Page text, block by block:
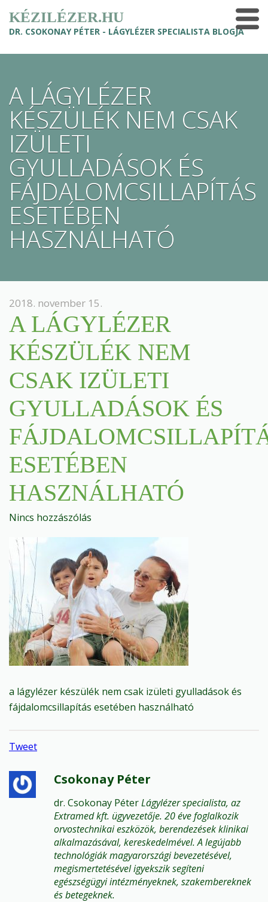
KÉZILÉZER.HU
DR. CSOKONAY PÉTER - LÁGYLÉZER SPECIALISTA BLOGJA
A LÁGYLÉZER
KÉSZÜLÉK NEM CSAK
IZÜLETI
GYULLADÁSOK ÉS
FÁJDALOMCSILLAPÍTÁS
ESETÉBEN
HASZNÁLHATÓ
2018. november 15.
A LÁGYLÉZER
KÉSZÜLÉK NEM
CSAK IZÜLETI
GYULLADÁSOK ÉS
ESETÉBEN
HASZNÁLHATÓ
Nincs hozzászólás
a lágylézer készülék nem csak izületi gyulladások és
fájdalomcsillapítás esetében használható
Tweet
Csokonay Péter
dr. Csokonay PéterLágylézer specialista, az
Extramed kft. ügyvezetője. 20 éve foglalkozik
orvostechnikai eszközök, berendezések klinikai
alkalmazásával, kereskedelmével. A legújabb
technológiák magyarországi bevezetésével,
megismertetésével igyekszik segíteni
egészségügyi intézményeknek, szakembereknek
és betegeknek.